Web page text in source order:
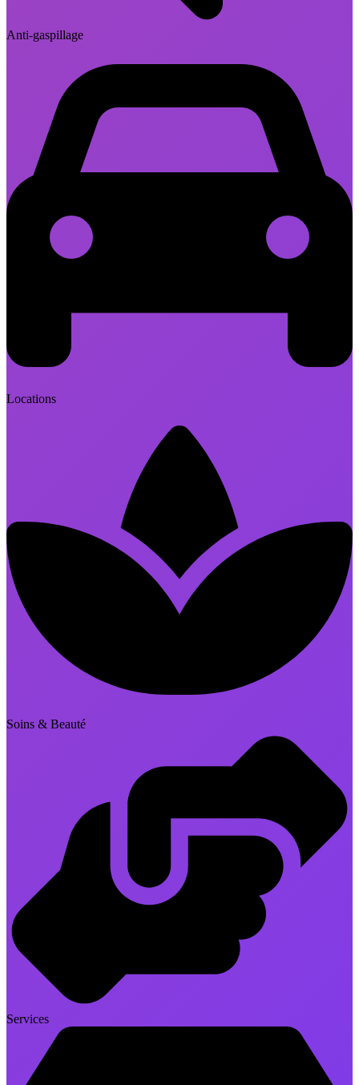
Anti-gaspillage
Locations
Soins & Beauté
Services